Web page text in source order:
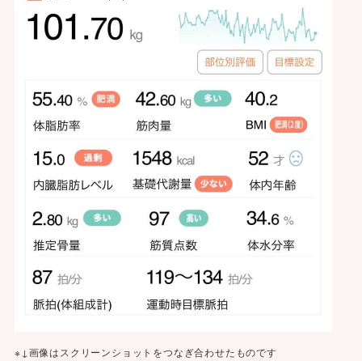
※↓画像はスクリーンショットをつなぎ合わせたものです